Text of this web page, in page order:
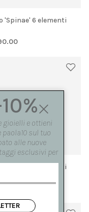
'Spinae' 6 elementi
'Spinae' 6 elementi
gioielli e ottieni
paola10 sul tuo
alle nuove
esclusivi per